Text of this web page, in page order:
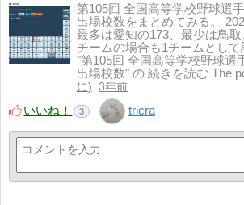
第105回 全国高等学校野球選
出場校数をまとめてみる。
最多は愛知の173、最少は鳥
チームの場合も1チームとし
"第105回 全国高等学校野球選
出場校数" の 続きを読む The
に
3年前
いいね！ 3 tricra